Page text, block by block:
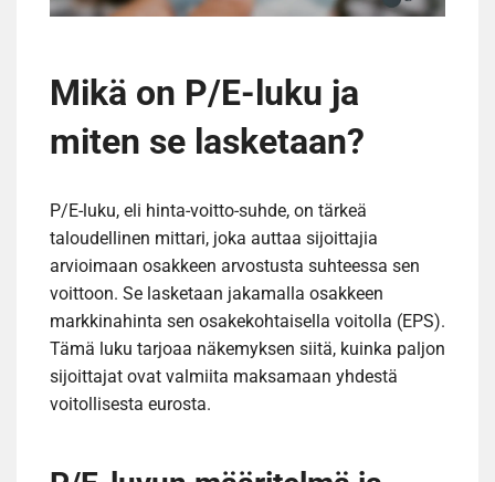
Mikä on P/E-luku ja
miten se lasketaan?
P/E-luku, eli hinta-voitto-suhde, on tärkeä
taloudellinen mittari, joka auttaa sijoittajia
arvioimaan osakkeen arvostusta suhteessa sen
voittoon. Se lasketaan jakamalla osakkeen
markkinahinta sen osakekohtaisella voitolla (EPS).
Tämä luku tarjoaa näkemyksen siitä, kuinka paljon
sijoittajat ovat valmiita maksamaan yhdestä
voitollisesta eurosta.